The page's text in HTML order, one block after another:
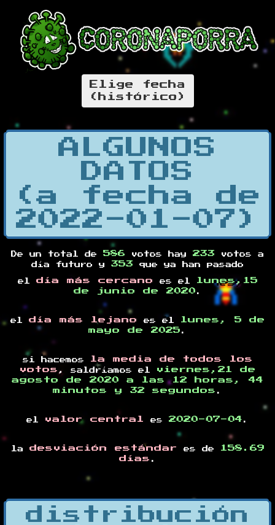
Elige fecha
(histórico)
ALGUNOS
DATOS
(a fecha de
2022-01-07)
De un total de 586 votos hay 233 votos a
día futuro y 353 que ya han pasado
el día más cercano es el
lunes,15
de junio de 2020 .
el día más lejano es el
lunes, 5 de
mayo de 2025 .
si hacemos
la media de todos los
votos , saldríamos el
viernes,21 de
agosto de 2020 a las 12 horas, 44
minutos y 32 segundos .
el valor central es 2020-07-04 .
la desviación estándar es de
158.69
días .
distribución